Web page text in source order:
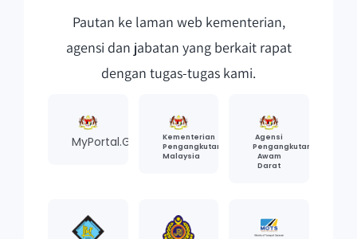
Pautan ke laman web kementerian,
agensi dan jabatan yang berkait rapat
dengan tugas-tugas kami.
MyPortal.Gov
Kementerian
Pengangkutan
Malaysia
Agensi
Pengangkutan
Awam
Darat